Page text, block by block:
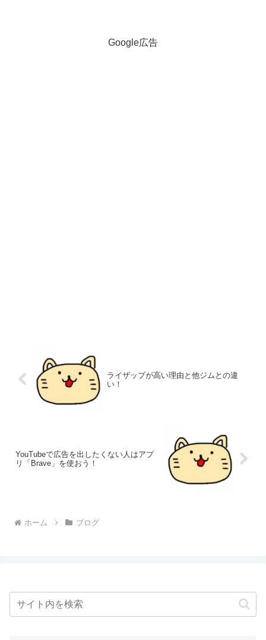
Google広告
ライザップが高い理由と他ジムとの違
い！
YouTubeで広告を出したくない人はアプ
リ「Brave」を使おう！
ホーム ブログ